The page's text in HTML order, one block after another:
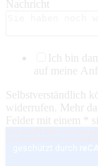
Nachricht
Ich bin
auf meine
Selbstverständlich
widerrufen. Mehr
Felder mit einem *